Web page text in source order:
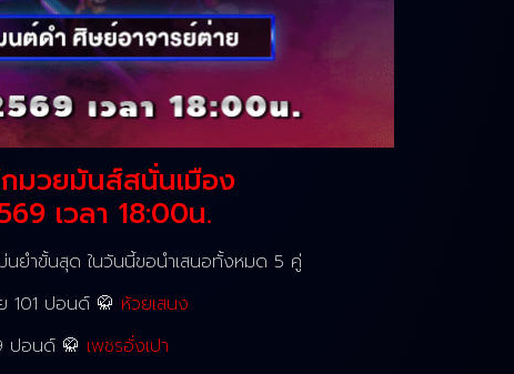
มวยมันส์สนั่นเมือง
เวลา 18:00น.
นยำขั้นสุด ในวันนี้ขอนำเสนอทั้งหมด 5 คู่
101 ปอนด์ 🥋 ห้วยเสนง
ปอนด์ 🥋 เพชรอั่งเปา